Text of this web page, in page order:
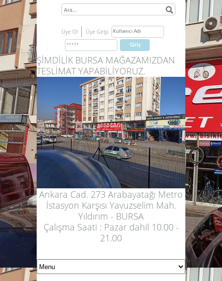
Üye Ol Üye Girişi
ŞİMDİLİK BURSA MAĞAZAMIZDAN
TESLİMAT YAPABİLİYORUZ.
Ankara Cad. 273 Arabayatağı Metro
İstasyon Karşısı Yavuzselim Mah.
Yıldırım - BURSA
Çalışma Saati : Pazar dahil 10.00 -
21.00